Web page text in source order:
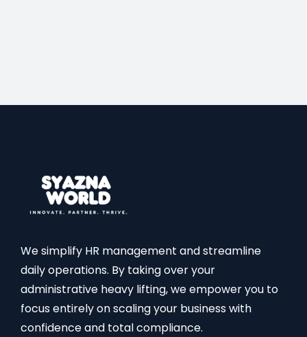
We simplify HR management and streamline
daily operations. By taking over your
administrative heavy lifting, we empower you to
focus entirely on scaling your business with
confidence and total compliance.